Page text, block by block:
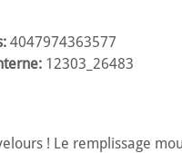
4047974363577
12303_26483
! Le remplissage